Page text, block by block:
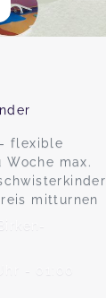
flexible
Woche max.
mitturnen
- 01:00